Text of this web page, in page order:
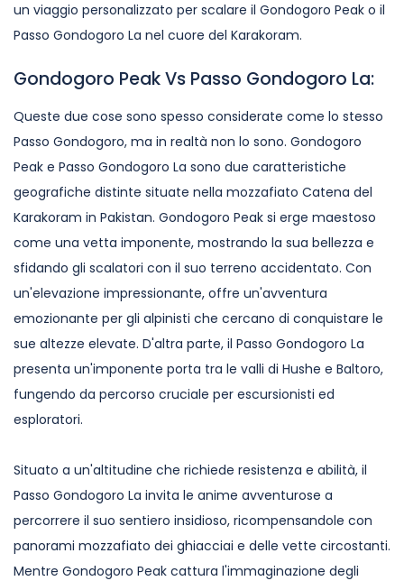
un viaggio personalizzato per scalare il Gondogoro Peak o il
Passo Gondogoro La nel cuore del Karakoram.
Gondogoro Peak Vs Passo Gondogoro La:
Queste due cose sono spesso considerate come lo stesso
Passo Gondogoro, ma in realtà non lo sono. Gondogoro
Peak e Passo Gondogoro La sono due caratteristiche
geografiche distinte situate nella mozzafiato Catena del
Karakoram in Pakistan. Gondogoro Peak si erge maestoso
come una vetta imponente, mostrando la sua bellezza e
sfidando gli scalatori con il suo terreno accidentato. Con
un'elevazione impressionante, offre un'avventura
emozionante per gli alpinisti che cercano di conquistare le
sue altezze elevate. D'altra parte, il Passo Gondogoro La
presenta un'imponente porta tra le valli di Hushe e Baltoro,
fungendo da percorso cruciale per escursionisti ed
esploratori.
Situato a un'altitudine che richiede resistenza e abilità, il
Passo Gondogoro La invita le anime avventurose a
percorrere il suo sentiero insidioso, ricompensandole con
panorami mozzafiato dei ghiacciai e delle vette circostanti.
Mentre Gondogoro Peak cattura l'immaginazione degli